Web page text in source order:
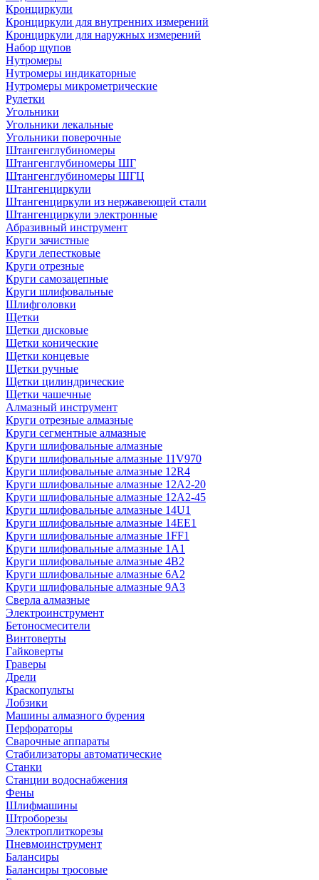
Кронциркули
Кронциркули для внутренних измерений
Кронциркули для наружных измерений
Набор щупов
Нутромеры
Нутромеры индикаторные
Нутромеры микрометрические
Рулетки
Угольники
Угольники лекальные
Угольники поверочные
Штангенглубиномеры
Штангенглубиномеры ШГ
Штангенглубиномеры ШГЦ
Штангенциркули
Штангенциркули из нержавеющей стали
Штангенциркули электронные
Абразивный инструмент
Круги зачистные
Круги лепестковые
Круги отрезные
Круги самозацепные
Круги шлифовальные
Шлифголовки
Щетки
Щетки дисковые
Щетки конические
Щетки концевые
Щетки ручные
Щетки цилиндрические
Щетки чашечные
Алмазный инструмент
Круги отрезные алмазные
Круги сегментные алмазные
Круги шлифовальные алмазные
Круги шлифовальные алмазные 11V970
Круги шлифовальные алмазные 12R4
Круги шлифовальные алмазные 12А2-20
Круги шлифовальные алмазные 12А2-45
Круги шлифовальные алмазные 14U1
Круги шлифовальные алмазные 14ЕЕ1
Круги шлифовальные алмазные 1FF1
Круги шлифовальные алмазные 1А1
Круги шлифовальные алмазные 4В2
Круги шлифовальные алмазные 6A2
Круги шлифовальные алмазные 9А3
Сверла алмазные
Электроинструмент
Бетоносмесители
Винтоверты
Гайковерты
Граверы
Дрели
Краскопульты
Лобзики
Машины алмазного бурения
Перфораторы
Сварочные аппараты
Стабилизаторы автоматические
Станки
Станции водоснабжения
Фены
Шлифмашины
Штроборезы
Электроплиткорезы
Пневмоинструмент
Балансиры
Балансиры тросовые